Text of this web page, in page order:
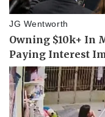
Pháp luật
Vụ án
Tin nóng
Tư vấn luật